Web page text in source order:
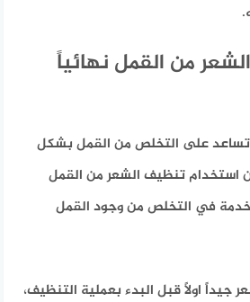
من القمل نهائياً
تساعد على التخلص من القمل بشكل
استخدام تنظيف الشعر من القمل
في التخلص من وجود القمل
جيداً اولاً قبل البدء بعملية التنظيف،